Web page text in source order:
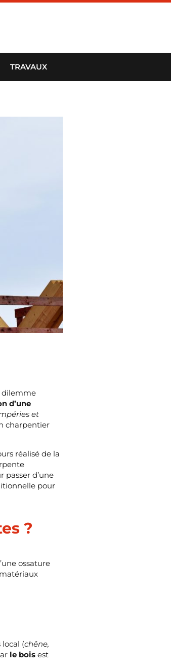
TRAVAUX
dilemme
d’une
et
charpentier
réalisé de la
passer d’une
pour
?
ossature
local (chêne,
le bois est